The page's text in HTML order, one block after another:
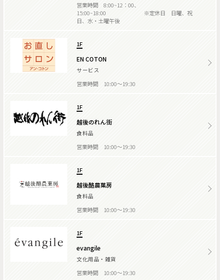
営業時間 8:00~12：00、
15:00~18:00 ※定休日 日曜、祝
日、水・土曜午後
1F
EN COTON
サービス
営業時間 10:00～19:30
1F
越後のれん街
食料品
営業時間 10:00～19:30
1F
越後酪農菓房
食料品
営業時間 10:00～19:30
1F
evangile
文化用品・雑貨
営業時間 10:00～19:30